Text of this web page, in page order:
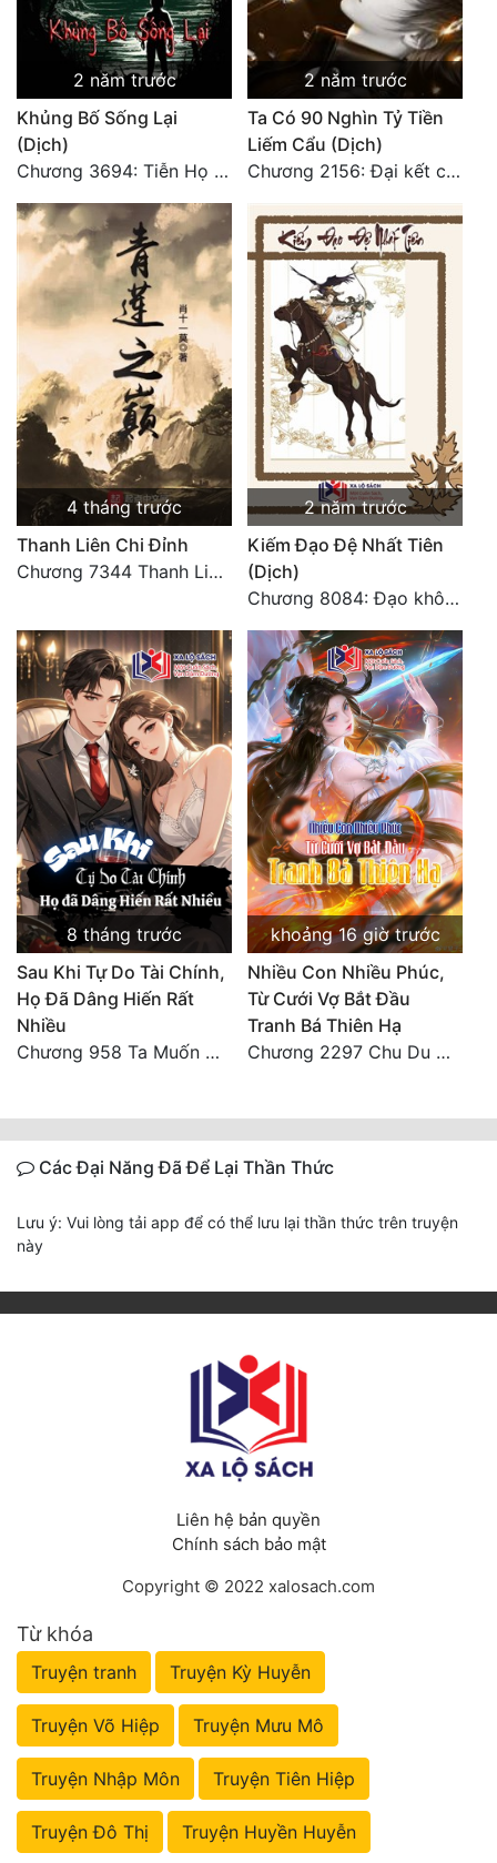
2 năm trước
Khủng Bố Sống Lại
(Dịch)
Chương 3694: Tiễn Họ Đoạn Đường Cuối - Hoàn
2 năm trước
Ta Có 90 Nghìn Tỷ Tiền
Liếm Cẩu (Dịch)
Chương 2156: Đại kết cục!!!
4 tháng trước
Thanh Liên Chi Đỉnh
Chương 7344 Thanh Liên đỉnh (Đại kết cục) (2) HẾT.
2 năm trước
Kiếm Đạo Đệ Nhất Tiên
(Dịch)
Chương 8084: Đạo không bờ bến (Đại kết cục) (10)
8 tháng trước
Sau Khi Tự Do Tài Chính,
Họ Đã Dâng Hiến Rất
Nhiều
Chương 958 Ta Muốn Cùng Các Cô Vĩnh Viễn Ở Bên Nhau (2) Hết
khoảng 16 giờ trước
Nhiều Con Nhiều Phúc,
Từ Cưới Vợ Bắt Đầu
Tranh Bá Thiên Hạ
Chương 2297 Chu Du Du mang thai
Các Đại Năng Đã Để Lại Thần Thức
Lưu ý: Vui lòng tải app để có thể lưu lại thần thức trên truyện
này
Liên hệ bản quyền
Chính sách bảo mật
Copyright © 2022 xalosach.com
Từ khóa
Truyện tranh Truyện Kỳ Huyễn
Truyện Võ Hiệp Truyện Mưu Mô
Truyện Nhập Môn Truyện Tiên Hiệp
Truyện Đô Thị Truyện Huyền Huyễn